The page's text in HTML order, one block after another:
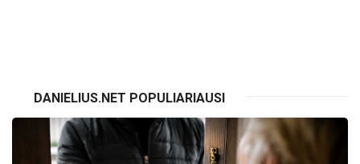
DANIELIUS.NET POPULIARIAUSI